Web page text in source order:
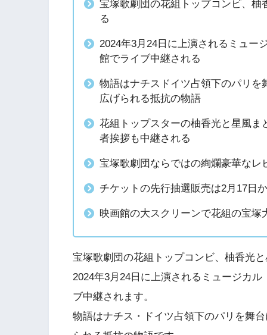
宝塚歌劇団の花組トップコンビ、
る
2024年3月24日に上演されるミュー
館でライブ中継される
物語はナチスドイツ占領下のパリ
広げられる抵抗の物語
花組トップスターの柚香光と星風
者挨拶も中継される
宝塚歌劇団ならではの絢爛豪華な
チケットの先行抽選販売は2月17日
映画館の大スクリーンで花組の宝
宝塚歌劇団の花組トップコンビ、柚香光
2024年3月24日に上演されるミュージカ
ブ中継されます。
物語はナチス・ドイツ占領下のパリを舞